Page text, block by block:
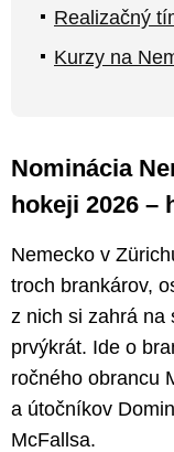
Realizačný
Kurzy na
Nominácia
hokeji 2026 –
Nemecko v
troch brankárov,
z nich si zahrá na
prvýkrát. Ide o
ročného obrancu
a útočníkov
McFallsa.